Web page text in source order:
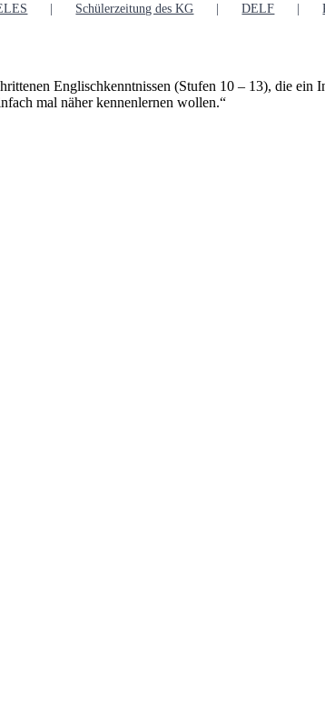
Schülerzeitung des KG DELF
Englischkenntnissen (Stufen 10 – 13), die ein
mal näher kennenlernen wollen.“